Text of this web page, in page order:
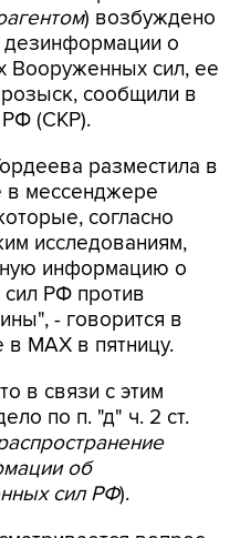
) возбуждено
дезинформации о
Вооруженных сил, ее
сообщили в
РФ (СКР).
разместила в
в мессенджере
согласно
исследованиям,
информацию о
РФ против
- говорится в
MAX в пятницу.
в связи с этим
по п. "д" ч. 2 ст.
об
сил РФ).